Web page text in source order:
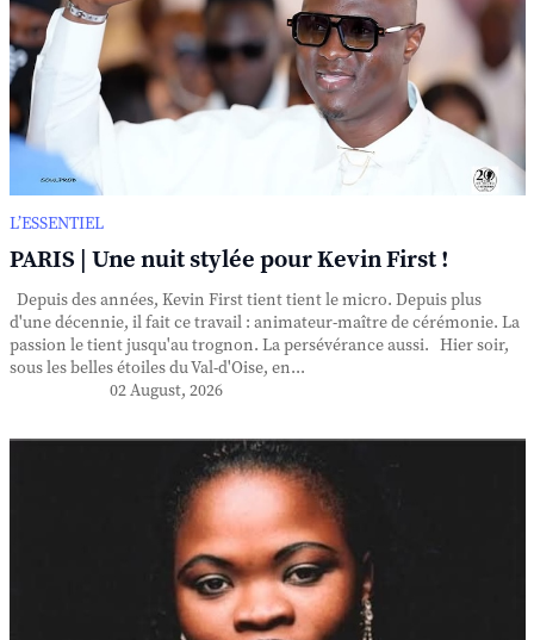
L’ESSENTIEL
PARIS | Une nuit stylée pour Kevin First !
Depuis des années, Kevin First tient tient le micro. Depuis plus
d'une décennie, il fait ce travail : animateur-maître de cérémonie. La
passion le tient jusqu'au trognon. La persévérance aussi. Hier soir,
sous les belles étoiles du Val-d'Oise, en...
02 August, 2026